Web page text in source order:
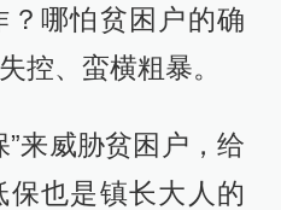
哪怕贫困户的确
控、蛮横粗暴。
”来威胁贫困户，给
保也是镇长大人的